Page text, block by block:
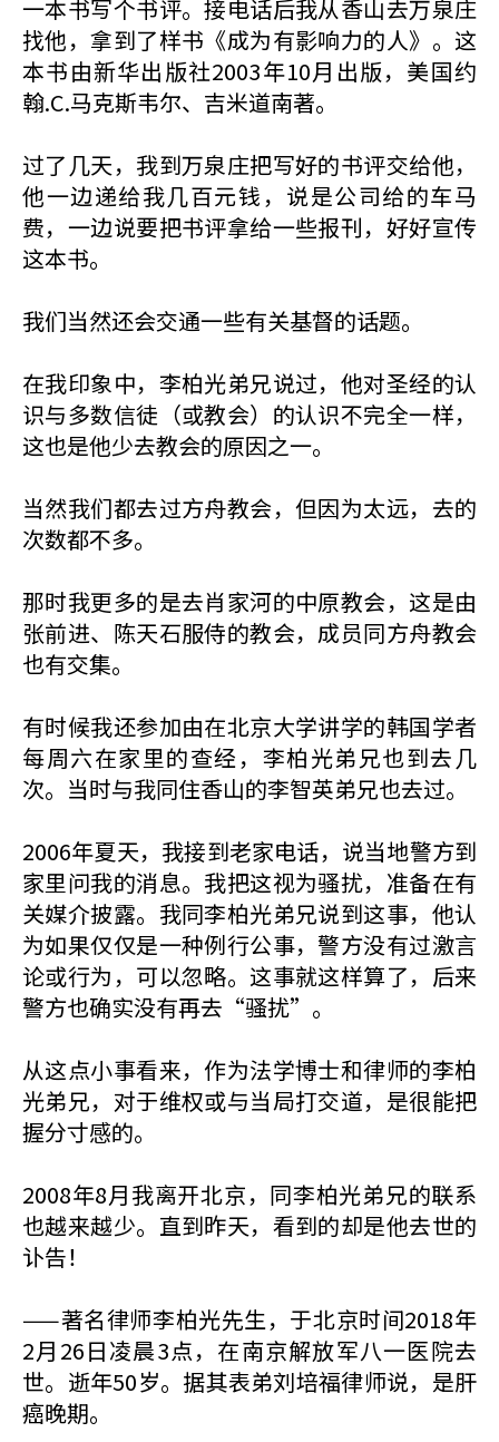
一本书写个书评。接电话后我从香山去万泉庄
找他，拿到了样书《成为有影响力的人》。这
本书由新华出版社2003年10月出版，美国约
翰.C.马克斯韦尔、吉米道南著。
过了几天，我到万泉庄把写好的书评交给他，
他一边递给我几百元钱，说是公司给的车马
费，一边说要把书评拿给一些报刊，好好宣传
这本书。
我们当然还会交通一些有关基督的话题。
在我印象中，李柏光弟兄说过，他对圣经的认
识与多数信徒（或教会）的认识不完全一样，
这也是他少去教会的原因之一。
当然我们都去过方舟教会，但因为太远，去的
次数都不多。
那时我更多的是去肖家河的中原教会，这是由
张前进、陈天石服侍的教会，成员同方舟教会
也有交集。
有时候我还参加由在北京大学讲学的韩国学者
每周六在家里的查经，李柏光弟兄也到去几
次。当时与我同住香山的李智英弟兄也去过。
2006年夏天，我接到老家电话，说当地警方到
家里问我的消息。我把这视为骚扰，准备在有
关媒介披露。我同李柏光弟兄说到这事，他认
为如果仅仅是一种例行公事，警方没有过激言
论或行为，可以忽略。这事就这样算了，后来
警方也确实没有再去“骚扰”。
从这点小事看来，作为法学博士和律师的李柏
光弟兄，对于维权或与当局打交道，是很能把
握分寸感的。
2008年8月我离开北京，同李柏光弟兄的联系
也越来越少。直到昨天，看到的却是他去世的
讣告！
——著名律师李柏光先生，于北京时间2018年
2月26日凌晨3点，在南京解放军八一医院去
世。逝年50岁。据其表弟刘培福律师说，是肝
癌晚期。